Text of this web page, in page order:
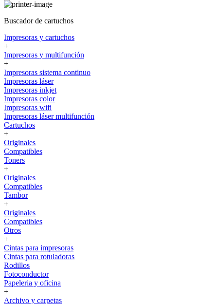
Buscador de cartuchos
Impresoras y cartuchos
+
Impresoras y multifunción
+
Impresoras sistema continuo
Impresoras láser
Impresoras inkjet
Impresoras color
Impresoras wifi
Impresoras láser multifunción
Cartuchos
+
Originales
Compatibles
Toners
+
Originales
Compatibles
Tambor
+
Originales
Compatibles
Otros
+
Cintas para impresoras
Cintas para rotuladoras
Rodillos
Fotoconductor
Papeleria y oficina
+
Archivo y carpetas